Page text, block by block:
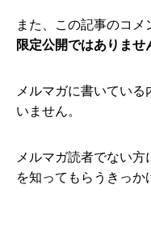
また、この記事のコ
限定公開ではありませ
メルマガに書いてい
いません。
メルマガ読者でない
を知ってもらうきっか